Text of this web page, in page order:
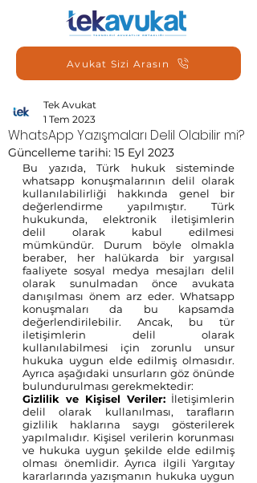
Avukat Sizi Arasın
WhatsApp Yazışmaları Delil Olabilir mi?
Tek Avukat
1 Tem 2023
Güncelleme tarihi: 15 Eyl 2023
Bu yazıda, Türk hukuk sisteminde
whatsapp konuşmalarının delil olarak
kullanılabilirliği hakkında genel bir
değerlendirme yapılmıştır. Türk
hukukunda, elektronik iletişimlerin
delil olarak kabul edilmesi
mümkündür. Durum böyle olmakla
beraber, her halükarda bir yargısal
faaliyete sosyal medya mesajları delil
olarak sunulmadan önce avukata
danışılması önem arz eder. Whatsapp
konuşmaları da bu kapsamda
değerlendirilebilir. Ancak, bu tür
iletişimlerin delil olarak
kullanılabilmesi için zorunlu unsur
hukuka uygun elde edilmiş olmasıdır.
Ayrıca aşağıdaki unsurların göz önünde
bulundurulması gerekmektedir:
Gizlilik ve Kişisel Veriler: İletişimlerin
delil olarak kullanılması, tarafların
gizlilik haklarına saygı gösterilerek
yapılmalıdır. Kişisel verilerin korunması
ve hukuka uygun şekilde elde edilmiş
olması önemlidir. Ayrıca ilgili Yargıtay
kararlarında yazışmanın hukuka uygun